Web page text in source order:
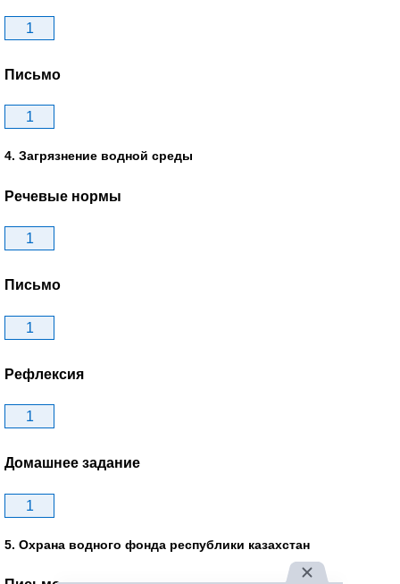
1
Письмо
1
4. Загрязнение водной среды
Речевые нормы
1
Письмо
1
Рефлексия
1
Домашнее задание
1
5. Охрана водного фонда республики казахстан